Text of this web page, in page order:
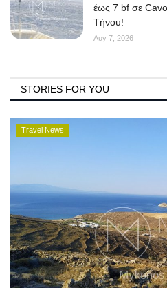
έως 7 bf σε
Τήνου!
Αυγ 7, 2026
STORIES FOR YOU
Travel News